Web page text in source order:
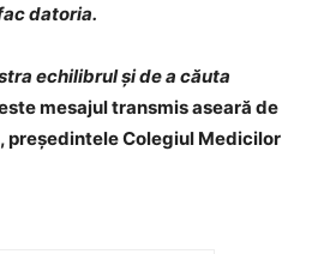
datoria.
echilibrul și de a căuta
mesajul transmis aseară de
președintele Colegiul Medicilor